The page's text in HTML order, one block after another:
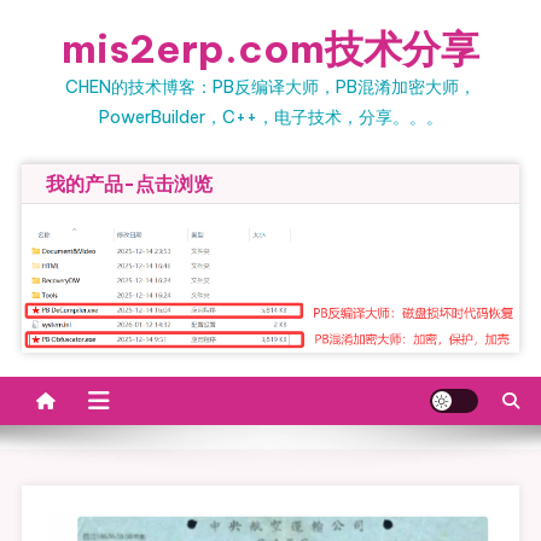
mis2erp.com技术分享
CHEN的技术博客：PB反编译大师，PB混淆加密大师，
PowerBuilder，C++，电子技术，分享。。。
我的产品-点击浏览